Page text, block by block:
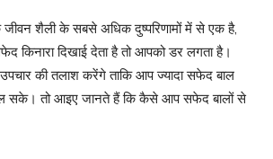
शैली के सबसे अधिक दुष्परिणामों में से एक है,
किनारा दिखाई देता है तो आपको डर लगता है।
की तलाश करेंगे ताकि आप ज्यादा सफेद बाल
सके। तो आइए जानते हैं कि कैसे आप सफेद बालों से